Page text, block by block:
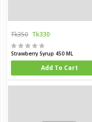
Tk350 Tk330
Strawberry Syrup 450 ML
Add To Cart